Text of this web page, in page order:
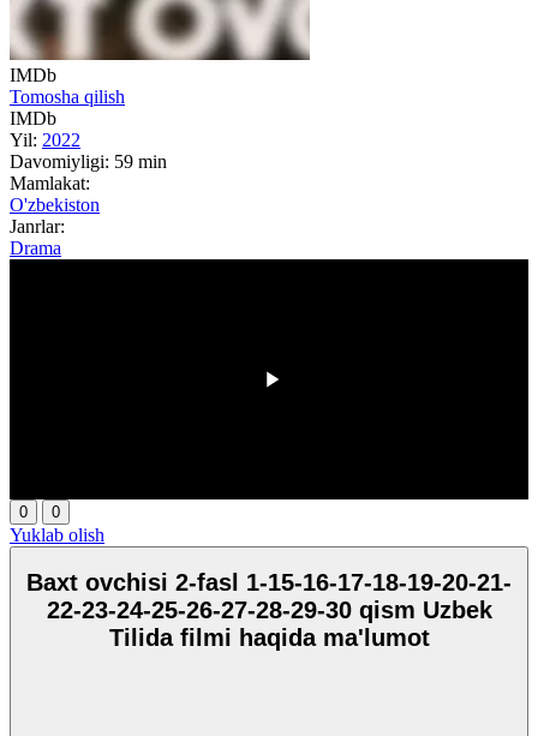
IMDb
Tomosha qilish
IMDb
Yil: 2022
Davomiyligi: 59 min
Mamlakat:
O'zbekiston
Janrlar:
Drama
0 0
Yuklab olish
Baxt ovchisi 2-fasl 1-15-16-17-18-19-20-21-
22-23-24-25-26-27-28-29-30 qism Uzbek
Tilida filmi haqida ma'lumot